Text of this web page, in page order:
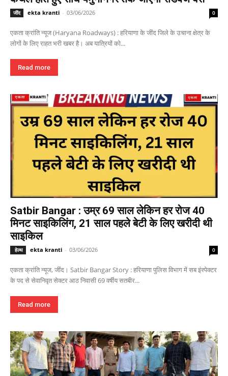
जींद ekta kranti - 03/06/2026 0
एकता क्रांति न्यूज (Haryana Roadways) : हरियाणा के जींद जिले के उचाना क्षेत्र के
लोगों के लिए राहत भरी खबर है। अब यात्रियों को...
Read more
Satbir Bangar : उम्र 69 साल लेकिन हर रोज 40
मिनट साइकिलिंग, 21 साल पहले बेटी के लिए खरीदी थी
साइकिल
हेल्थ ekta kranti - 03/06/2026 0
एकता क्रांति न्यूज, जींद। Satbir Bangar Story : हरियाणा पुलिस विभाग में सब इंस्पेक्टर
के पद से सेवानिवृत सेक्टर आठ निवासी 69 वर्षीय सतबीर...
Read more